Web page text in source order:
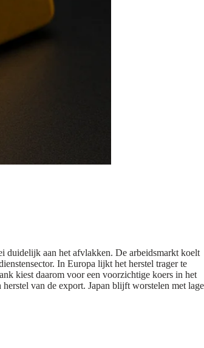
duidelijk aan het afvlakken. De arbeidsmarkt koelt
In Europa lijkt het herstel trager te
kiest daarom voor een voorzichtige koers in het
van de export. Japan blijft worstelen met lage